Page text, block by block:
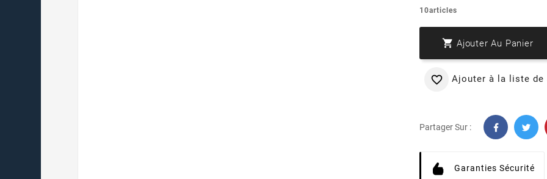
10articles
 Ajouter Au Panier
 Ajouter à la liste de
Partager Sur :
Garanties Sécurité